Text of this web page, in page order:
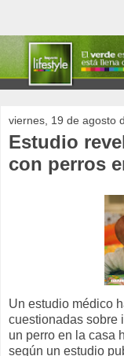
viernes, 19 de agosto
Estudio
con perros
Un estudio médico
cuestionadas sobre
un perro en la casa
según un estudio